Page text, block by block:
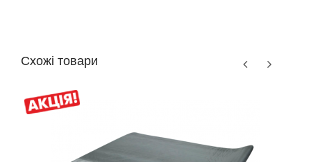
Схожі товари